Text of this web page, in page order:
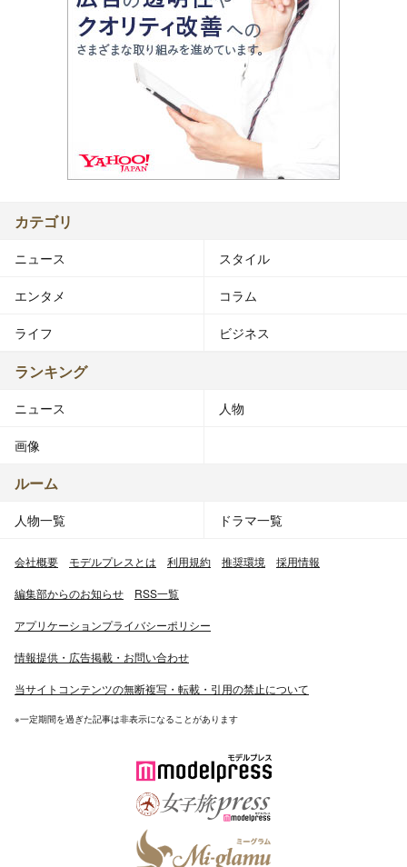
カテゴリ
ニュース スタイル
エンタメ コラム
ライフ ビジネス
ランキング
ニュース 人物
画像
ルーム
人物一覧 ドラマ一覧
会社概要 モデルプレスとは 利用規約 推奨環境 採用情報
編集部からのお知らせ RSS一覧
アプリケーションプライバシーポリシー
情報提供・広告掲載・お問い合わせ
当サイトコンテンツの無断複写・転載・引用の禁止について
※一定期間を過ぎた記事は非表示になることがあります